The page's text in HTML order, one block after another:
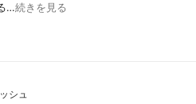
…続きを見る
シュ